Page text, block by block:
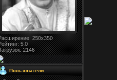
: 250x350
5.0
: 2146
Пользователи